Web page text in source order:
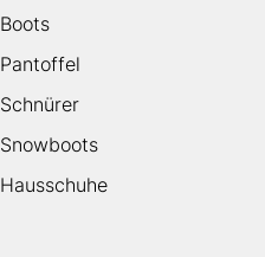
Boots
Pantoffel
Schnürer
Snowboots
Hausschuhe